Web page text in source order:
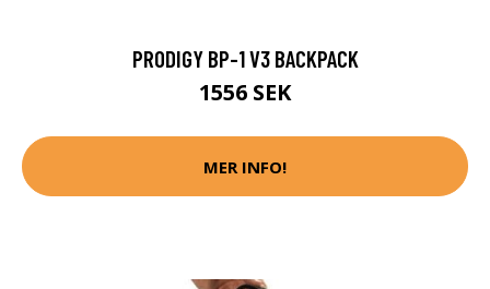
PRODIGY BP-1 V3 BACKPACK
1556 SEK
MER INFO!